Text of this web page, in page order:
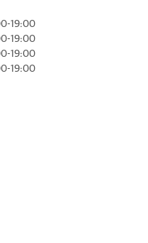
19:00
19:00
19:00
19:00